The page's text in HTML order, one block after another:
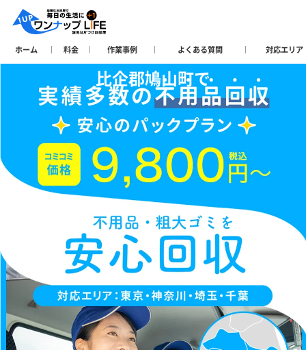
ホーム 料金 作業事例 よくある質問 対応エリア
比企郡鳩山町で